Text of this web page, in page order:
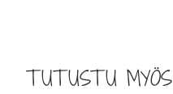
TUTUSTU MYÖS